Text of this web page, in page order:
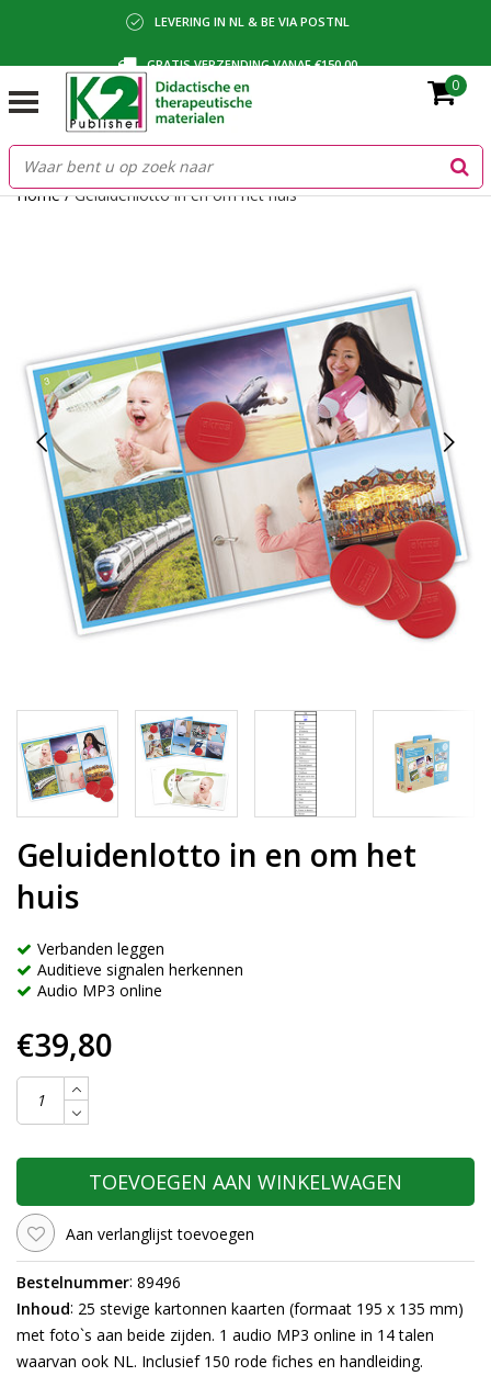
LEVERING IN NL & BE VIA POSTNL
GRATIS VERZENDING VANAF €150,00
BETALING VIA IDEAL, BANCONTACT OF FACTUUR
0
Home/Geluidenlotto in en om het huis
Geluidenlotto in en om het
huis
Verbanden leggen
Auditieve signalen herkennen
Audio MP3 online
€39,80
TOEVOEGEN AAN WINKELWAGEN
Aan verlanglijst toevoegen
Bestelnummer: 89496
Inhoud: 25 stevige kartonnen kaarten (formaat 195 x 135 mm)
met foto`s aan beide zijden. 1 audio MP3 online in 14 talen
waarvan ook NL. Inclusief 150 rode fiches en handleiding.